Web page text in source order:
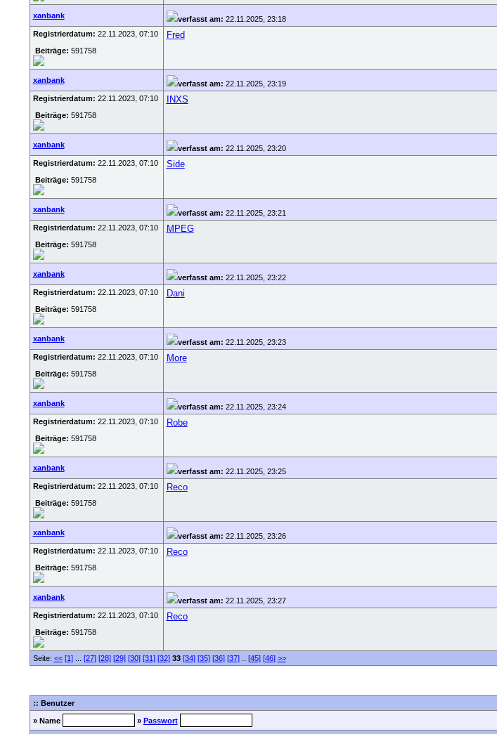
xanbank verfasst am: 22.11.2025, 23:18
Registrierdatum: 22.11.2023, 07:10
Beiträge: 591758
Fred
xanbank verfasst am: 22.11.2025, 23:19
Registrierdatum: 22.11.2023, 07:10
Beiträge: 591758
INXS
xanbank verfasst am: 22.11.2025, 23:20
Registrierdatum: 22.11.2023, 07:10
Beiträge: 591758
Side
xanbank verfasst am: 22.11.2025, 23:21
Registrierdatum: 22.11.2023, 07:10
Beiträge: 591758
MPEG
xanbank verfasst am: 22.11.2025, 23:22
Registrierdatum: 22.11.2023, 07:10
Beiträge: 591758
Dani
xanbank verfasst am: 22.11.2025, 23:23
Registrierdatum: 22.11.2023, 07:10
Beiträge: 591758
More
xanbank verfasst am: 22.11.2025, 23:24
Registrierdatum: 22.11.2023, 07:10
Beiträge: 591758
Robe
xanbank verfasst am: 22.11.2025, 23:25
Registrierdatum: 22.11.2023, 07:10
Beiträge: 591758
Reco
xanbank verfasst am: 22.11.2025, 23:26
Registrierdatum: 22.11.2023, 07:10
Beiträge: 591758
Reco
xanbank verfasst am: 22.11.2025, 23:27
Registrierdatum: 22.11.2023, 07:10
Beiträge: 591758
Reco
Seite: << [1]... [27] [28] [29] [30] [31] [32] 33 [34] [35] [36] [37].. [45] [46] >>
:: Benutzer
» Name » Passwort